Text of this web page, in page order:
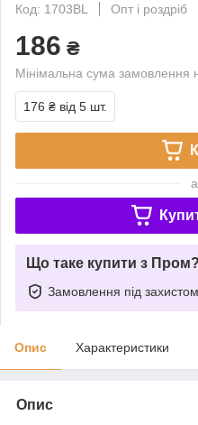
Код: 1703BL
Опт і роздріб
186 ₴
Мінімальна сума замовлення
176 ₴ від 5 шт.
Що таке купити з Пром?
Замовлення під захистом
Опис Характеристики
Опис